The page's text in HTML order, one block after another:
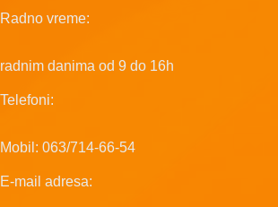
Radno vreme:
radnim danima od 9 do 16h
Telefoni:
Mobil: 063/714-66-54
E-mail adresa: